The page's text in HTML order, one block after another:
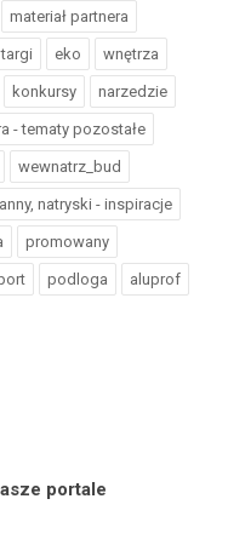
materiał partnera
targi eko wnętrza
konkursy narzedzie
- tematy pozostałe
wewnatrz_bud
natryski - inspiracje
promowany
podloga aluprof
portale